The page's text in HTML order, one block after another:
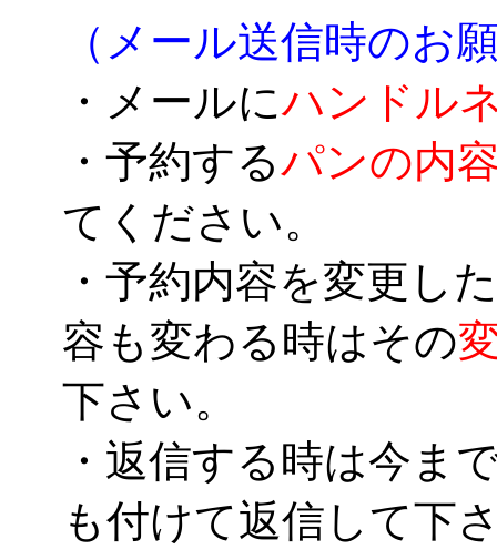
（メール送信時のお
・メールにハンドル
・予約するパンの内
てください。
・予約内容を変更し
容も変わる時はその
下さい。
・返信する時は今ま
も付けて返信して下